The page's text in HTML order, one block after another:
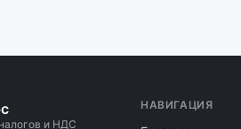
и НДС
НАВИГАЦИЯ